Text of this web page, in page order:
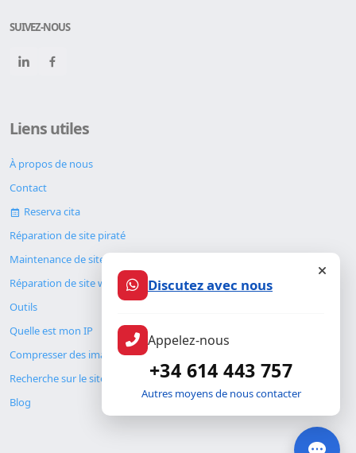
SUIVEZ-NOUS
Liens utiles
À propos de nous
Contact
Reserva cita
Réparation de site piraté
Maintenance de site web
Réparation de site web
Outils
Quelle est mon IP
Compresser des images
Recherche sur le site
Blog
Discutez avec nous
Appelez-nous
+34 614 443 757
Autres moyens de nous contacter